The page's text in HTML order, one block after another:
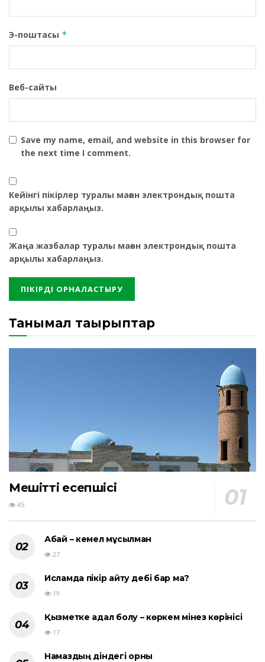
Э-поштасы *
Веб-сайты
Save my name, email, and website in this browser for
the next time I comment.
Кейінгі пікірлер туралы маған электрондық пошта
арқылы хабарлаңыз.
Жаңа жазбалар туралы маған электрондық пошта
арқылы хабарлаңыз.
Танымал тақырыптар
Мешіттің есепшісі
45
Абай – кемел мұсылман
27
Исламда пікір айту әдебі бар ма?
19
Қызметке адал болу – көркем мінез көрінісі
17
Намаздың діндегі орны